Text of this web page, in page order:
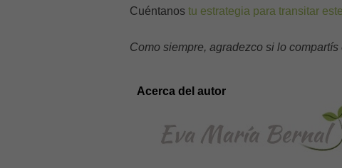
Cuéntanos tu estrategia para transitar
Como siempre, agradezco si lo
Acerca del autor